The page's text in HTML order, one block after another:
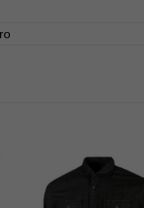
CHE STAI